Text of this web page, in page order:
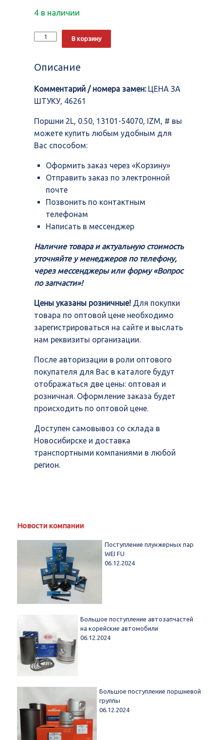
4 в наличии
Количество
Поршни
13101-
IZM,
#
В корзину
Описание
Комментарий / номера замен:ЦЕНА ЗА
ШТУКУ, 46261
Поршни 2L, 0.50, 13101-54070, IZM, # вы
можете купить любым удобным для
Вас способом:
Оформить заказ через «Корзину»
Отправить заказ по электронной
почте
Позвонить по контактным
телефонам
Написать в мессенджер
Наличие товара и актуальную стоимость
уточняйте у менеджеров по телефону,
через мессенджеры или форму «Вопрос
по запчасти»!
Цены указаны розничные! Для покупки
товара по оптовой цене необходимо
зарегистрироваться на сайте и выслать
нам реквизиты организации.
После авторизации в роли оптового
покупателя для Вас в каталоге будут
отображаться две цены: оптовая и
розничная. Оформление заказа будет
происходить по оптовой цене.
Доступен самовывоз со склада в
Новосибирске и доставка
транспортными компаниями в любой
регион.
Новости компании
Поступление плунжерных пар
WEI FU
06.12.2024
Большое поступление автозапчастей
на корейские автомобили
06.12.2024
Большое поступление поршневой
группы
06.12.2024